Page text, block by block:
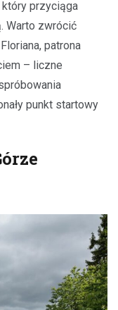
który przyciąga
Warto zwrócić
patrona
– liczne
punkt startowy